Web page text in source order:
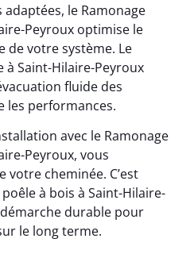
le Ramonage
Peyroux optimise le
de votre système. Le
à Saint-Hilaire-Peyroux
fluide des
les performances.
avec le Ramonage
Peyroux, vous
votre cheminée. C’est
à bois à Saint-Hilaire-
durable pour
le long terme.